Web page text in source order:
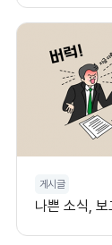
게시글
나쁜 소식,